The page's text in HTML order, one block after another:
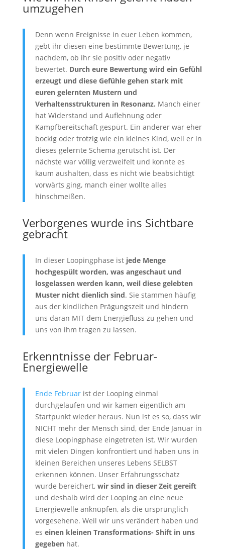
umzugehen
Denn wenn Ereignisse in euer Leben kommen,
gebt ihr diesen eine bestimmte Bewertung, je
nachdem, ob ihr sie positiv oder negativ
bewertet. Durch eure Bewertung wird ein Gefühl
erzeugt und diese Gefühle gehen stark mit
euren gelernten Mustern und
Verhaltensstrukturen in Resonanz. Manch einer
hat Widerstand und Auflehnung oder
Kampfbereitschaft gespürt. Ein anderer war eher
bockig oder trotzig wie ein kleines Kind, weil er in
dieses gelernte Schema gerutscht ist. Der
nächste war völlig verzweifelt und konnte es
kaum aushalten, dass es nicht wie beabsichtigt
vorwärts ging, manch einer wollte alles
hinschmeißen.
Verborgenes wurde ins Sichtbare
gebracht
In dieser Loopingphase ist jede Menge
hochgespült worden, was angeschaut und
losgelassen werden kann, weil diese gelebten
Muster nicht dienlich sind. Sie stammen häufig
aus der kindlichen Prägungszeit und hindern
uns daran MIT dem Energiefluss zu gehen und
uns von ihm tragen zu lassen.
Erkenntnisse der Februar-
Energiewelle
Ende Februarist der Looping einmal
durchgelaufen und wir kämen eigentlich am
Startpunkt wieder heraus. Nun ist es so, dass wir
NICHT mehr der Mensch sind, der Ende Januar in
diese Loopingphase eingetreten ist. Wir wurden
mit vielen Dingen konfrontiert und haben uns in
kleinen Bereichen unseres Lebens SELBST
erkennen können. Unser Erfahrungsschatz
wurde bereichert, wir sind in dieser Zeit gereift
und deshalb wird der Looping an eine neue
Energiewelle anknüpfen, als die ursprünglich
vorgesehene. Weil wir uns verändert haben und
es einen kleinen Transformations- Shift in uns
gegebenhat.